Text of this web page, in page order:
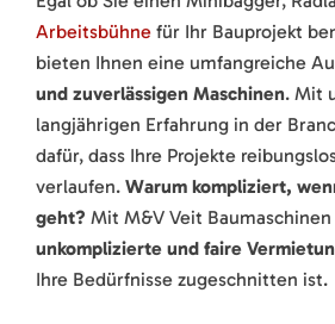
Arbeitsbühne für Ihr Bauprojekt
bieten Ihnen eine umfangreiche
und zuverlässigen Maschinen. Mit
langjährigen Erfahrung in der
dafür, dass Ihre Projekte
verlaufen. Warum kompliziert,
geht? Mit M&V Veit
unkomplizierte und faire
Ihre Bedürfnisse zugeschnitten ist.